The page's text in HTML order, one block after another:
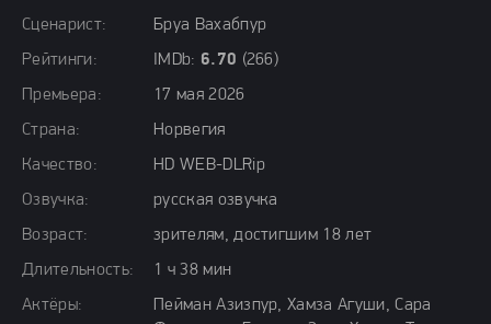
Сценарист:
Бруа Вахабпур
Рейтинги:
IMDb: 6.70 (266)
Премьера:
17 мая 2026
Страна:
Норвегия
Качество:
HD WEB-DLRip
Озвучка:
русская озвучка
Возраст:
зрителям, достигшим 18 лет
Длительность:
1 ч 38 мин
Актёры:
Пейман Азизпур, Хамза Агуши, Сара